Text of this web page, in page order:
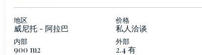
地区
威尼托 - 阿拉巴
价格
私人洽谈
内部
900 m2
外部
2.4 有